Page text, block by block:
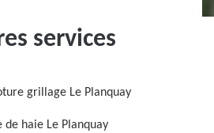
services
grillage Le Planquay
haie Le Planquay